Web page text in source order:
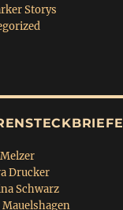
Storys
Drucker
Schwarz
Mauelshagen